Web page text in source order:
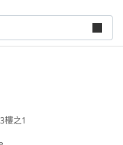
樓之1